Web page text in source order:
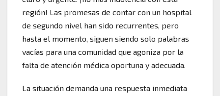
región! Las promesas de contar con un hospital
de segundo nivel han sido recurrentes, pero
hasta el momento, siguen siendo solo palabras
vacías para una comunidad que agoniza por la
falta de atención médica oportuna y adecuada.
La situación demanda una respuesta inmediata